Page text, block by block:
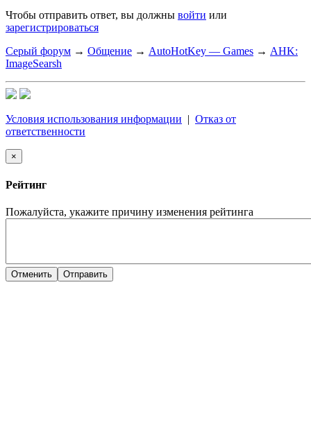
Чтобы отправить ответ, вы должны войти или
зарегистрироваться
Серый форум → Общение → AutoHotKey — Games → AHK:
ImageSearsh
Условия использования информации
Отказ от
ответственности
×
Рейтинг
Пожалуйста, укажите причину изменения рейтинга
Отменить Отправить